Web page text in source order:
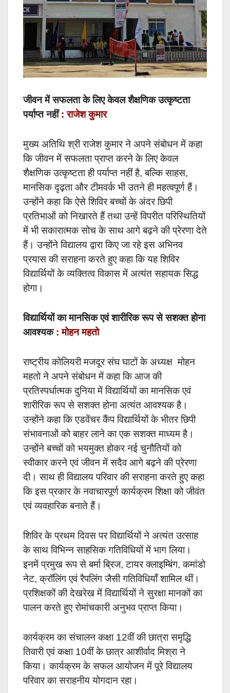
जीवन में सफलता के लिए केवल शैक्षणिक उत्कृष्टता
पर्याप्त नहीं: राजेश कुमार
मुख्य अतिथि श्री राजेश कुमार ने अपने संबोधन में कहा
कि जीवन में सफलता प्राप्त करने के लिए केवल
शैक्षणिक उत्कृष्टता ही पर्याप्त नहीं है, बल्कि साहस,
मानसिक दृढ़ता और टीमवर्क भी उतने ही महत्वपूर्ण हैं।
उन्होंने कहा कि ऐसे शिविर बच्चों के अंदर छिपी
प्रतिभाओं को निखारते हैं तथा उन्हें विपरीत परिस्थितियों
में भी सकारात्मक सोच के साथ आगे बढ़ने की प्रेरणा देते
हैं। उन्होंने विद्यालय द्वारा किए जा रहे इस अभिनव
प्रयास की सराहना करते हुए कहा कि यह शिविर
विद्यार्थियों के व्यक्तित्व विकास में अत्यंत सहायक सिद्ध
होगा।
विद्यार्थियों का मानसिक एवं शारीरिक रूप से सशक्त होना
आवश्यक: मोहन महतो
राष्ट्रीय कोलियरी मजदूर संघ घाटों के अध्यक्ष मोहन
महतो ने अपने संबोधन में कहा कि आज की
प्रतिस्पर्धात्मक दुनिया में विद्यार्थियों का मानसिक एवं
शारीरिक रूप से सशक्त होना अत्यंत आवश्यक है।
उन्होंने कहा कि एडवेंचर कैंप विद्यार्थियों के भीतर छिपी
संभावनाओं को बाहर लाने का एक सशक्त माध्यम है।
उन्होंने बच्चों को भयमुक्त होकर नई चुनौतियों को
स्वीकार करने एवं जीवन में सदैव आगे बढ़ने की प्रेरणा
दी। साथ ही विद्यालय परिवार की सराहना करते हुए कहा
कि इस प्रकार के नवाचारपूर्ण कार्यक्रम शिक्षा को जीवंत
एवं व्यवहारिक बनाते हैं।
शिविर के प्रथम दिवस पर विद्यार्थियों ने अत्यंत उत्साह
के साथ विभिन्न साहसिक गतिविधियों में भाग लिया।
इनमें प्रमुख रूप से बर्मा ब्रिज, टायर क्लाइम्बिंग, कमांडो
नेट, क्रॉलिंग एवं रैपलिंग जैसी गतिविधियाँ शामिल थीं।
प्रशिक्षकों की देखरेख में विद्यार्थियों ने सुरक्षा मानकों का
पालन करते हुए रोमांचकारी अनुभव प्राप्त किया।
कार्यक्रम का संचालन कक्षा 12वीं की छात्रा समृद्धि
तिवारी एवं कक्षा 10वीं के छात्र आशीर्वाद मिश्रा ने
किया। कार्यक्रम के सफल आयोजन में पूरे विद्यालय
परिवार का सराहनीय योगदान रहा।